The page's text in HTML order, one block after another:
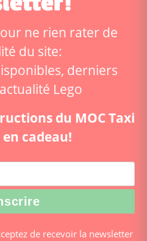
ne rien rater de
du site:
derniers
Lego
du MOC Taxi
en cadeau!
de recevoir la newsletter